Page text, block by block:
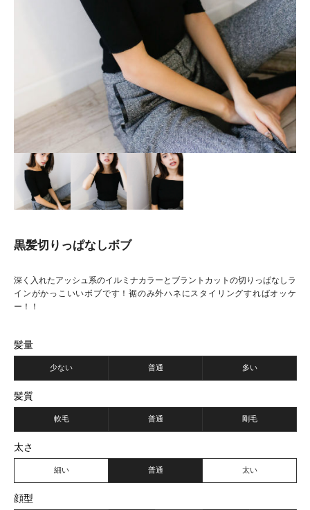
黒髪切りっぱなしボブ
深く入れたアッシュ系のイルミナカラーとブラントカットの切りっぱなしラ
インがかっこいいボブです！裾のみ外ハネにスタイリングすればオッケ
ー！！
髪量
少ない 普通 多い
髪質
軟毛 普通 剛毛
太さ
細い 普通 太い
顔型